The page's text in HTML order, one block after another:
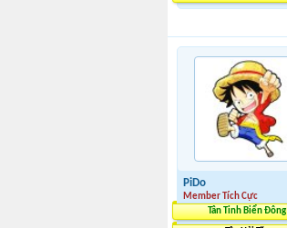
PiDo
Member Tích Cực
Tân Tinh Biển Đông